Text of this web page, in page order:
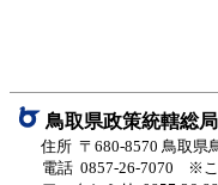
鳥取県政策統轄総
住所 〒680-8570 鳥取県
電話 0857-26-7070
※こ